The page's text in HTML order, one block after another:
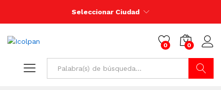
Seleccionar Ciudad
0 0